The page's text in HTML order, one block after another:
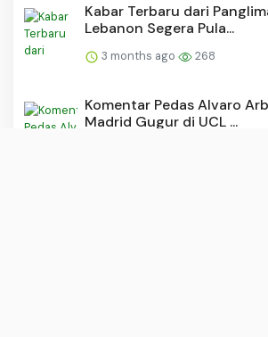
Kabar Terbaru dari
Lebanon Segera Pula...
3 months ago 268
Komentar Pedas Alvaro
Madrid Gugur di UCL ...